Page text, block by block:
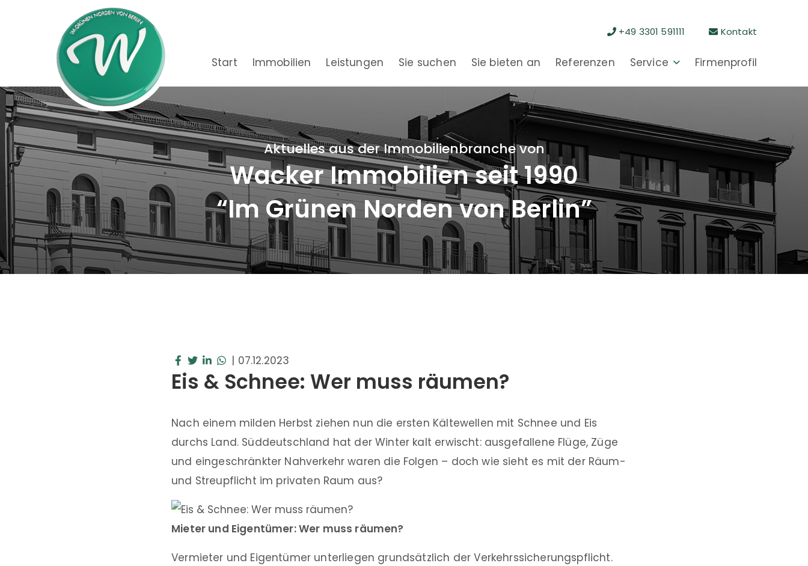
+49 3301 591111 Kontakt
Start Immobilien Leistungen Sie suchen Sie bieten an Referenzen Service Firmenprofil
Aktuelles aus der Immobilienbranche von
Wacker Immobilien seit 1990
“Im Grünen Norden von Berlin”
| 07.12.2023
Eis & Schnee: Wer muss räumen?
Nach einem milden Herbst ziehen nun die ersten Kältewellen mit Schnee und Eis
durchs Land. Süddeutschland hat der Winter kalt erwischt: ausgefallene Flüge, Züge
und eingeschränkter Nahverkehr waren die Folgen – doch wie sieht es mit der Räum-
und Streupflicht im privaten Raum aus?
Mieter und Eigentümer: Wer muss räumen?
Vermieter und Eigentümer unterliegen grundsätzlich der Verkehrssicherungspflicht.